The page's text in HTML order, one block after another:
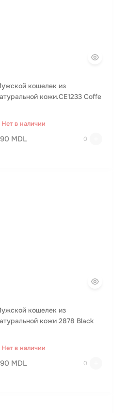
кошелек из
кожи.CE1233 Coffe
Нет в наличии
MDL 0
кошелек из
кожи 2878 Black
Нет в наличии
MDL 0